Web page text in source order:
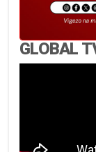
GLOBAL